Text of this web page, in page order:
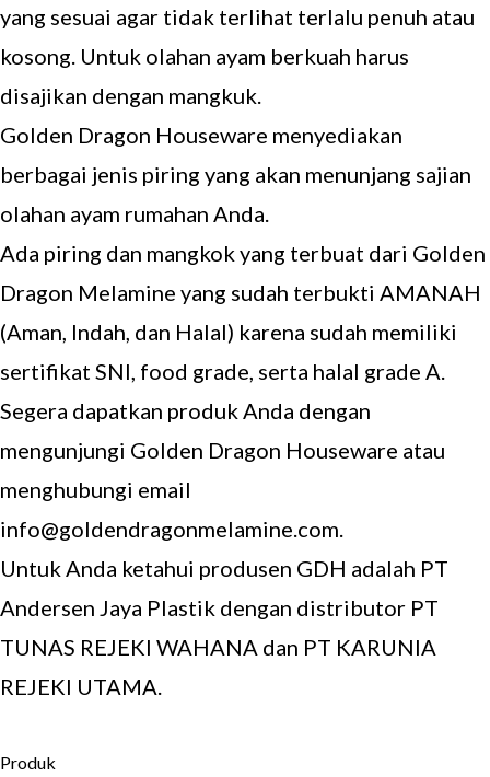
yang sesuai agar tidak terlihat terlalu penuh atau
kosong. Untuk olahan ayam berkuah harus
disajikan dengan mangkuk.
Golden Dragon Houseware menyediakan
berbagai jenis piring yang akan menunjang sajian
olahan ayam rumahan Anda.
Ada piring dan mangkok yang terbuat dari Golden
Dragon Melamine yang sudah terbukti AMANAH
(Aman, Indah, dan Halal) karena sudah memiliki
sertifikat SNI, food grade, serta halal grade A.
Segera dapatkan produk Anda dengan
mengunjungi Golden Dragon Houseware atau
menghubungi email
info@goldendragonmelamine.com.
Untuk Anda ketahui produsen GDH adalah PT
Andersen Jaya Plastik dengan distributor PT
TUNAS REJEKI WAHANA dan PT KARUNIA
REJEKI UTAMA.
Produk